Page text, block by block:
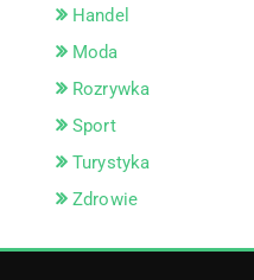
Handel
Moda
Rozrywka
Sport
Turystyka
Zdrowie